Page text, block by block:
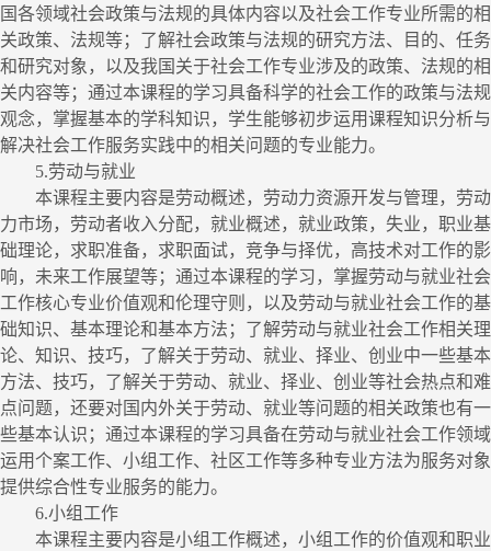
国各领域社会政策与法规的具体内容以及社会工作专业所需的相
关政策、法规等；了解社会政策与法规的研究方法、目的、任务
和研究对象，以及我国关于社会工作专业涉及的政策、法规的相
关内容等；通过本课程的学习具备科学的社会工作的政策与法规
观念，掌握基本的学科知识，学生能够初步运用课程知识分析与
解决社会工作服务实践中的相关问题的专业能力。
5.劳动与就业
本课程主要内容是劳动概述，劳动力资源开发与管理，劳动
力市场，劳动者收入分配，就业概述，就业政策，失业，职业基
础理论，求职准备，求职面试，竞争与择优，高技术对工作的影
响，未来工作展望等；通过本课程的学习，掌握劳动与就业社会
工作核心专业价值观和伦理守则，以及劳动与就业社会工作的基
础知识、基本理论和基本方法；了解劳动与就业社会工作相关理
论、知识、技巧，了解关于劳动、就业、择业、创业中一些基本
方法、技巧，了解关于劳动、就业、择业、创业等社会热点和难
点问题，还要对国内外关于劳动、就业等问题的相关政策也有一
些基本认识；通过本课程的学习具备在劳动与就业社会工作领域
运用个案工作、小组工作、社区工作等多种专业方法为服务对象
提供综合性专业服务的能力。
6.小组工作
本课程主要内容是小组工作概述，小组工作的价值观和职业